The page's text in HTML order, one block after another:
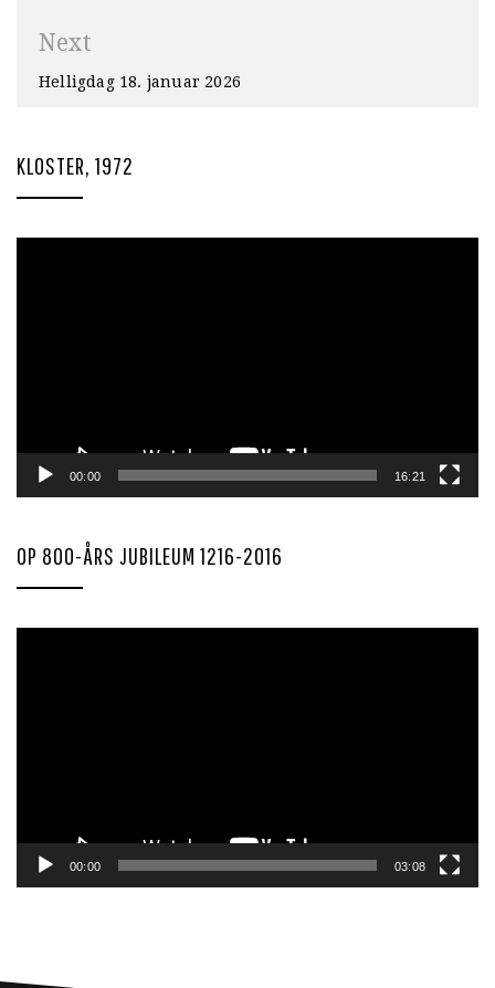
Next
Helligdag 18. januar 2026
KLOSTER, 1972
00:00 16:21
OP 800-ÅRS JUBILEUM 1216-2016
00:00 03:08